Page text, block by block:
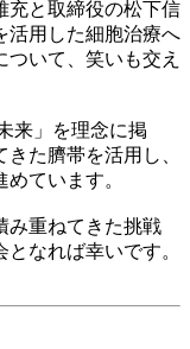
充と取締役の松下信
活用した細胞治療へ
いて、笑いも交え
来」を理念に掲
た臍帯を活用し、
ています。
み重ねてきた挑戦
なれば幸いです。